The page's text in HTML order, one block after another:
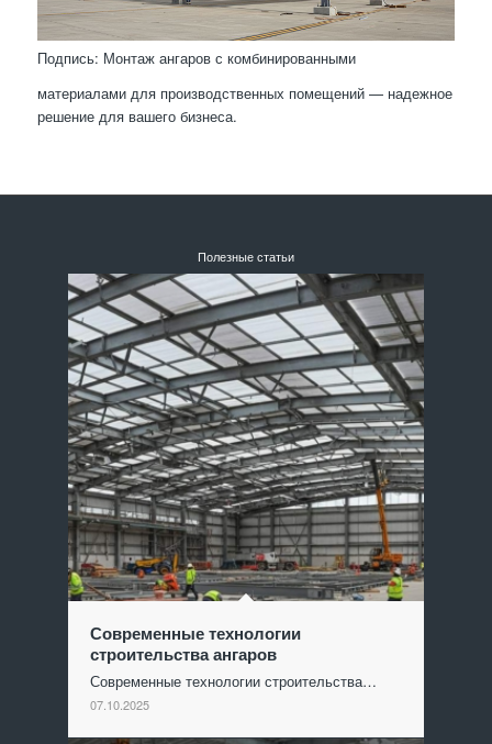
Подпись: Монтаж ангаров с комбинированными
материалами для производственных помещений — надежное
решение для вашего бизнеса.
Полезные статьи
Современные технологии
строительства ангаров
Современные технологии строительства…
07.10.2025